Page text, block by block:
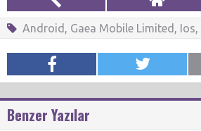
Android , Gaea Mobile Limited , Ios,
Benzer Yazılar